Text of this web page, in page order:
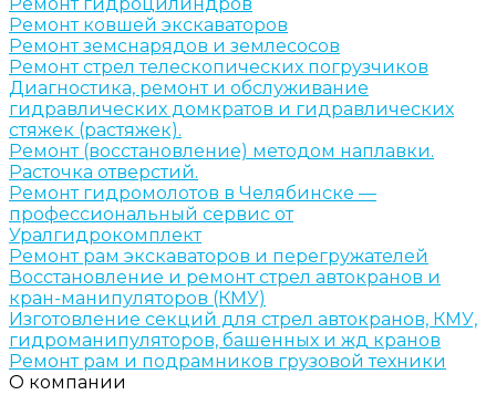
Ремонт ковшей экскаваторов
Ремонт земснарядов и землесосов
Ремонт стрел телескопических погрузчиков
Диагностика, ремонт и обслуживание
гидравлических домкратов и гидравлических
стяжек (растяжек).
Ремонт (восстановление) методом наплавки.
Расточка отверстий.
Ремонт гидромолотов в Челябинске —
профессиональный сервис от
Уралгидрокомплект
Ремонт рам экскаваторов и перегружателей
Восстановление и ремонт стрел автокранов и
кран-манипуляторов (КМУ)
Изготовление секций для стрел автокранов, КМУ,
гидроманипуляторов, башенных и жд кранов
Ремонт рам и подрамников грузовой техники
О компании